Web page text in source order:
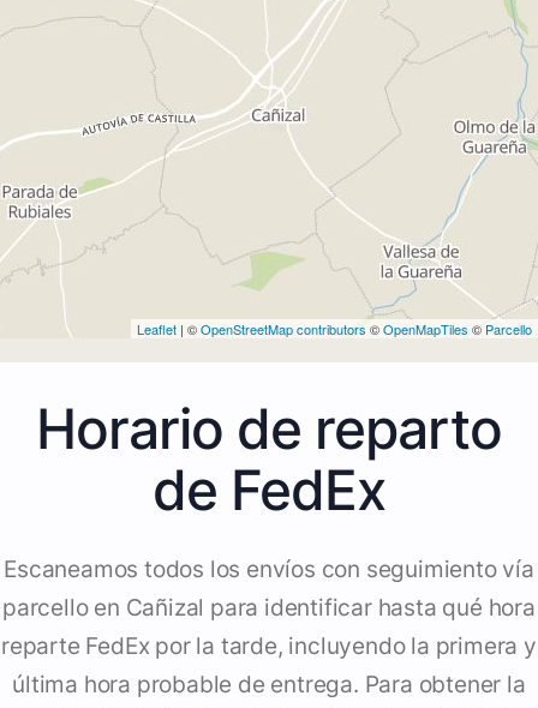
Leaflet | ©OpenStreetMap contributors ©OpenMapTiles © Parcello
Horario de reparto
de FedEx
Escaneamos todos los envíos con seguimiento vía
parcello en Cañizal para identificar hasta qué hora
reparte FedEx por la tarde, incluyendo la primera y
última hora probable de entrega. Para obtener la